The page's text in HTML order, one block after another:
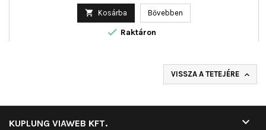
 Kosárba Bővebben
 Raktáron
VISSZA A TETEJÉRE 
KUPLUNG VIAWEB KFT. 